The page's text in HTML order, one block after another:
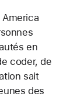
en
coder, de
sait
des